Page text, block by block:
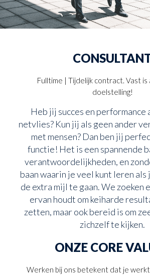
Fulltime | Tijdelijk contract. Vast
doelstelling!
Heb jij succes en
netvlies? Kun jij als geen ander
met mensen? Dan ben jij
functie! Het is een spannende
verantwoordelijkheden, en
baan waarin je veel kunt leren
de extra mijl te gaan. We zoeken
ervan houdt om keiharde
zetten, maar ook bereid is om
zichzelf te kijken.
ONZE CORE
Werken bij ons betekent dat je